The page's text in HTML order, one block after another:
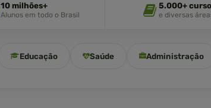
10 milhões+
Alunos em todo o Brasil
5.000+
e diversas
Educação Saúde Administração